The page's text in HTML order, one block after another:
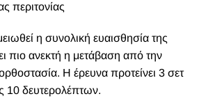
περιτονίας
η συνολική ευαισθησία της
πιο ανεκτή η μετάβαση από την
Η έρευνα προτείνει 3 σετ
10 δευτερολέπτων.